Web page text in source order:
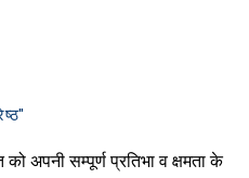
अपनी सम्पूर्ण प्रतिभा व क्षमता के